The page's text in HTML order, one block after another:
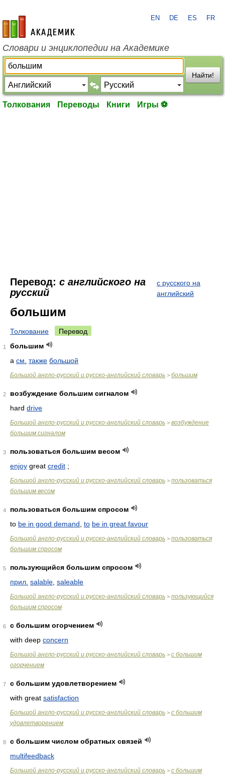
academic.ru
EN DE ES FR
Словари и энциклопедии на Академике
Найти!
Толкования Переводы Книги Игры ⚽
Перевод: с английского на
русский
с русского на
английский
большим
Толкование Перевод
1
большим
a см. также большой
Большой англо-русский и русско-английский словарь > большим
2
возбуждение большим сигналом
hard drive
Большой англо-русский и русско-английский словарь > возбуждение
большим сигналом
3
пользоваться большим весом
enjoy great credit ;
Большой англо-русский и русско-английский словарь > пользоваться
большим весом
4
пользоваться большим спросом
to be in good demand to be in great favour
Большой англо-русский и русско-английский словарь > пользоваться
большим спросом
5
пользующийся большим спросом
прил. salable saleable
Большой англо-русский и русско-английский словарь > пользующийся
большим спросом
6
с большим огорчением
with deep concern
Большой англо-русский и русско-английский словарь > с большим
огорчением
7
с большим удовлетворением
with great satisfaction
Большой англо-русский и русско-английский словарь > с большим
удовлетворением
8
с большим числом обратных связей
multifeedback
Большой англо-русский и русско-английский словарь > с большим